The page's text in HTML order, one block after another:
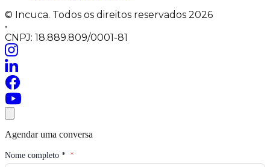
© Incuca. Todos os direitos reservados 2026
•
CNPJ: 18.889.809/0001-81
Agendar uma conversa
Nome completo *